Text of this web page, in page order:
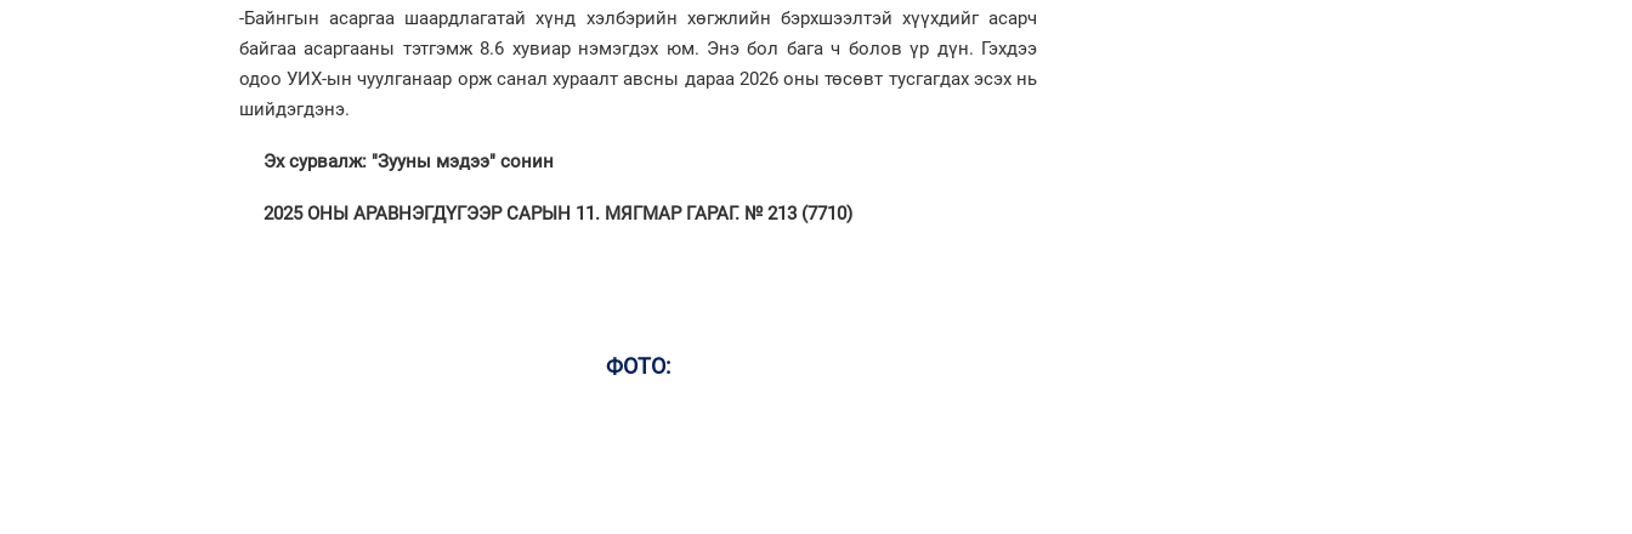
-Байнгын асаргаа шаардлагатай хүнд хэлбэрийн хөгжлийн бэрхшээлтэй хүүхдийг асарч
байгаа асаргааны тэтгэмж 8.6 хувиар нэмэгдэх юм. Энэ бол бага ч болов үр дүн. Гэхдээ
одоо УИХ-ын чуулганаар орж санал хураалт авсны дараа 2026 оны төсөвт тусгагдах эсэх нь
шийдэгдэнэ.
Эх сурвалж: "Зууны мэдээ" сонин
2025 ОНЫ АРАВНЭГДҮГЭЭР САРЫН 11. МЯГМАР ГАРАГ. № 213 (7710)
ФОТО: